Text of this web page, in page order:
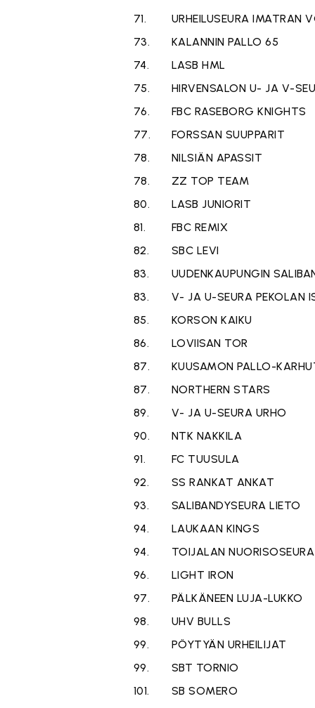
71.
URHEILUSEURA IMATRAN
73.
KALANNIN PALLO 65
74.
LASB HML
75.
HIRVENSALON U- JA V-
76.
FBC RASEBORG KNIGHTS
77.
FORSSAN SUUPPARIT
78.
NILSIÄN APASSIT
78.
ZZ TOP TEAM
80.
LASB JUNIORIT
81.
FBC REMIX
82.
SBC LEVI
83.
UUDENKAUPUNGIN
83.
V- JA U-SEURA PEKOLAN
85.
KORSON KAIKU
86.
LOVIISAN TOR
87.
KUUSAMON PALLO-
87.
NORTHERN STARS
89.
V- JA U-SEURA URHO
90.
NTK NAKKILA
91.
FC TUUSULA
92.
SS RANKAT ANKAT
93.
SALIBANDYSEURA LIETO
94.
LAUKAAN KINGS
94.
TOIJALAN NUORISOSEURA
96.
LIGHT IRON
97.
PÄLKÄNEEN LUJA-LUKKO
98.
UHV BULLS
99.
PÖYTYÄN URHEILIJAT
99.
SBT TORNIO
101.
SB SOMERO